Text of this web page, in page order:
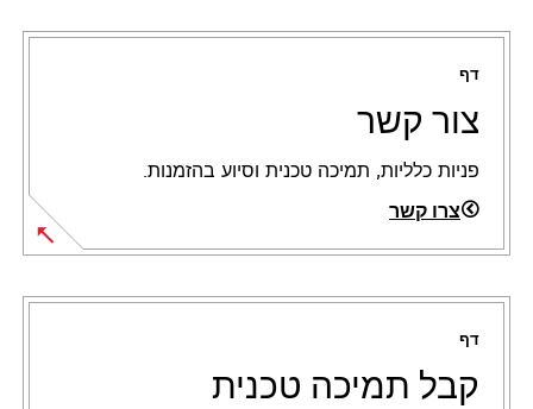
דף
צור קשר
פניות כלליות, תמיכה טכנית וסיוע בהזמנות.
צרו קשר
דף
קבל תמיכה טכנית